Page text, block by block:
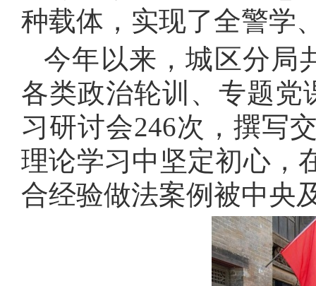
种载体，实现了全警学
今年以来，城区分局
各类政治轮训、专题党
习研讨会246次，撰写
理论学习中坚定初心，
合经验做法案例被中央